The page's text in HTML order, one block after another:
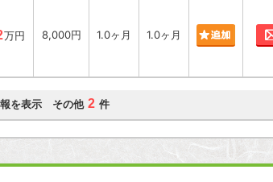
万円 8,000円 1.0ヶ月 1.0ヶ月
を表示 その他 2 件